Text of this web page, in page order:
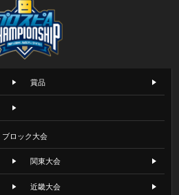
賞品
ブロック大会
関東大会
近畿大会